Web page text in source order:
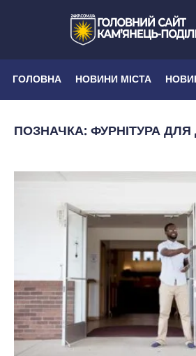
ГОЛОВНА НОВИНИ МІСТА
ПОЗНАЧКА: ФУРНІТУРА